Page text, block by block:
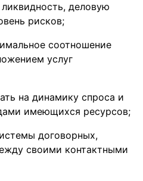
деловую
рисков;
соотношение
услуг
на динамику спроса и
имеющихся ресурсов;
договорных,
своими контактными